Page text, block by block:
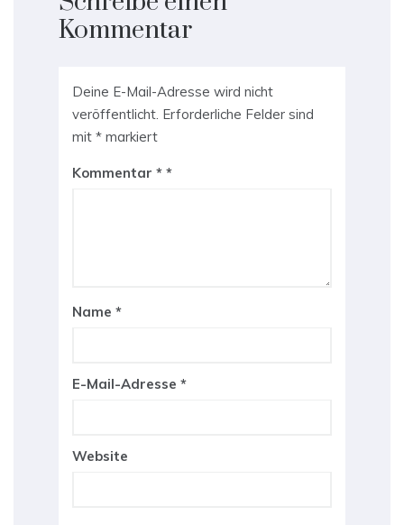
Kommentar
Deine E-Mail-Adresse wird nicht
veröffentlicht. Erforderliche Felder sind
mit * markiert
Kommentar *
Name *
E-Mail-Adresse *
Website